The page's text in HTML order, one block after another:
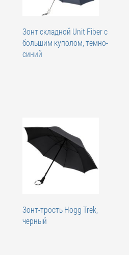
Зонт складной Unit Fiber с
большим куполом, темно-
синий
Зонт-трость Hogg Trek,
черный